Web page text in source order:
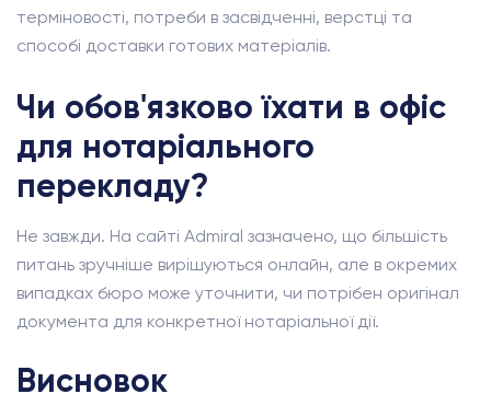
терміновості, потреби в засвідченні, верстці та
способі доставки готових матеріалів.
Чи обов'язково їхати в офіс
для нотаріального
перекладу?
Не завжди. На сайті Admiral зазначено, що більшість
питань зручніше вирішуються онлайн, але в окремих
випадках бюро може уточнити, чи потрібен оригінал
документа для конкретної нотаріальної дії.
Висновок